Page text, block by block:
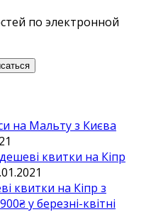
по электронной
на Мальту з Києва
квитки на Кіпр
квитки на Кіпр з
у березні-квітні